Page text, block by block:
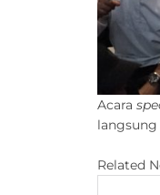
Acara
Related